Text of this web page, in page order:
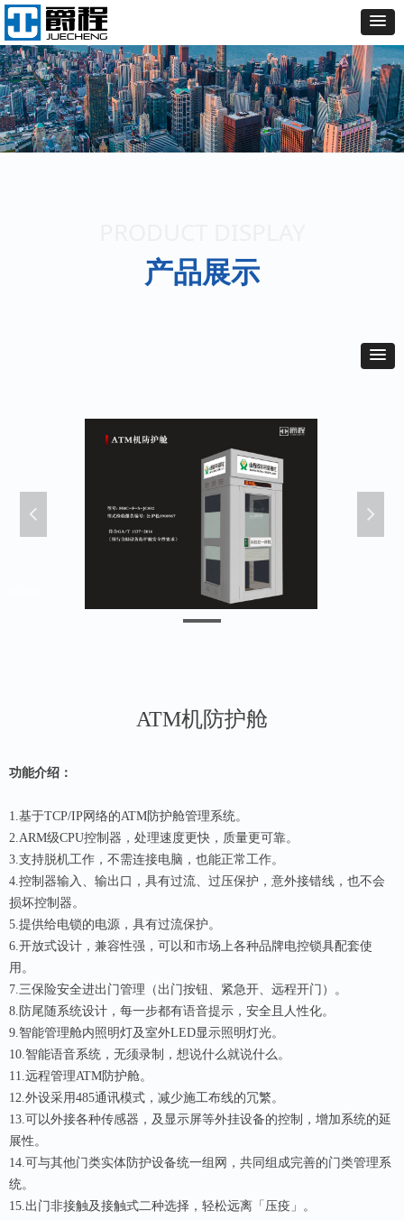
产品展示
넳 넲
ATM机防护舱
功能介绍：
1.基于TCP/IP网络的ATM防护舱管理系统。
2.ARM级CPU控制器，处理速度更快，质量更可靠。
3.支持脱机工作，不需连接电脑，也能正常工作。
4.控制器输入、输出口，具有过流、过压保护，意外接错线，也不会
损坏控制器。
5.提供给电锁的电源，具有过流保护。
6.开放式设计，兼容性强，可以和市场上各种品牌电控锁具配套使
用。
7.三保险安全进出门管理（出门按钮、紧急开、远程开门）。
8.防尾随系统设计，每一步都有语音提示，安全且人性化。
9.智能管理舱内照明灯及室外LED显示照明灯光。
10.智能语音系统，无须录制，想说什么就说什么。
11.远程管理ATM防护舱。
12.外设采用485通讯模式，减少施工布线的冗繁。
13.可以外接各种传感器，及显示屏等外挂设备的控制，增加系统的延
展性。
14.可与其他门类实体防护设备统一组网，共同组成完善的门类管理系
统。
15.出门非接触及接触式二种选择，轻松远离「压疫」。